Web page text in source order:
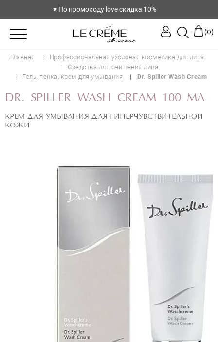
♥️ По промокоду love скидка 10%
(0)
Главная
Профессиональная уходовая косметика для лица
Средства для очищения лица
Гель, пенка, крем для умывания
Dr. Spiller Wash Cream
DR. SPILLER WASH CREAM 100 МЛ
КРЕМ ДЛЯ УМЫВАНИЯ ДЛЯ ГИПЕРЧУВСТВИТЕЛЬНОЙ
КОЖИ